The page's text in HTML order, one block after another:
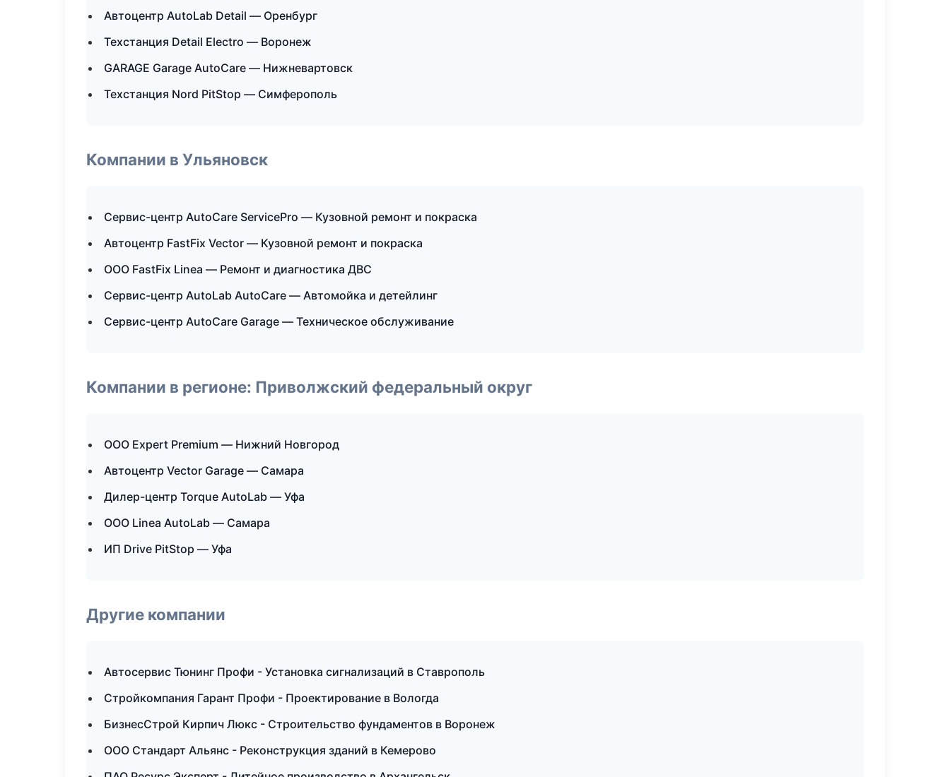
Автоцентр AutoLab Detail — Оренбург
Техстанция Detail Electro — Воронеж
GARAGE Garage AutoCare — Нижневартовск
Техстанция Nord PitStop — Симферополь
Компании в Ульяновск
Сервис-центр AutoCare ServicePro — Кузовной ремонт и покраска
Автоцентр FastFix Vector — Кузовной ремонт и покраска
ООО FastFix Linea — Ремонт и диагностика ДВС
Сервис-центр AutoLab AutoCare — Автомойка и детейлинг
Сервис-центр AutoCare Garage — Техническое обслуживание
Компании в регионе: Приволжский федеральный округ
ООО Expert Premium — Нижний Новгород
Автоцентр Vector Garage — Самара
Дилер-центр Torque AutoLab — Уфа
ООО Linea AutoLab — Самара
ИП Drive PitStop — Уфа
Другие компании
Автосервис Тюнинг Профи - Установка сигнализаций в Ставрополь
Стройкомпания Гарант Профи - Проектирование в Вологда
БизнесСтрой Кирпич Люкс - Строительство фундаментов в Воронеж
ООО Стандарт Альянс - Реконструкция зданий в Кемерово